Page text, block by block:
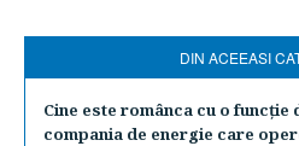
DIN ACEEASI
Cine este românca cu o funcţie
compania de energie care